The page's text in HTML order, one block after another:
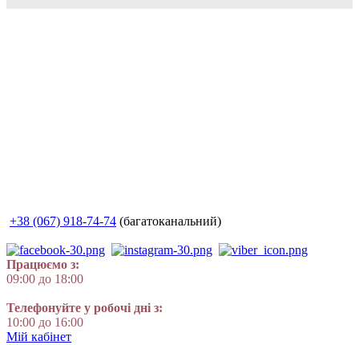
+38 (067) 918-74-74 (багатоканальний)
Працюємо з:
09:00 до 18:00
Телефонуйте у робочі дні з:
10:00 до 16:00
Мій кабінет